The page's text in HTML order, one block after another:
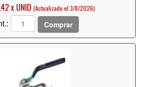
x UNID (Actualizado el 3/8/2026)
Comprar